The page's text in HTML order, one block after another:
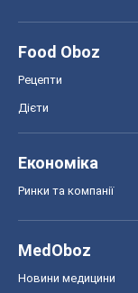
Food Oboz
Рецепти
Дієти
Економіка
Ринки та компанії
MedOboz
Новини медицини